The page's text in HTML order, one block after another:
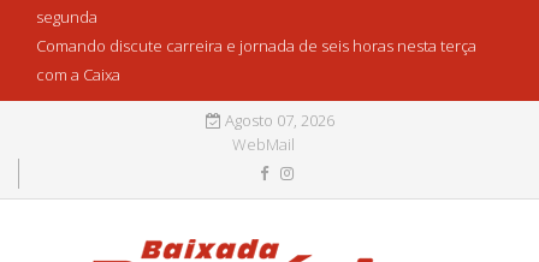
segunda
Comando discute carreira e jornada de seis horas nesta terça
com a Caixa
Agosto 07, 2026
WebMail